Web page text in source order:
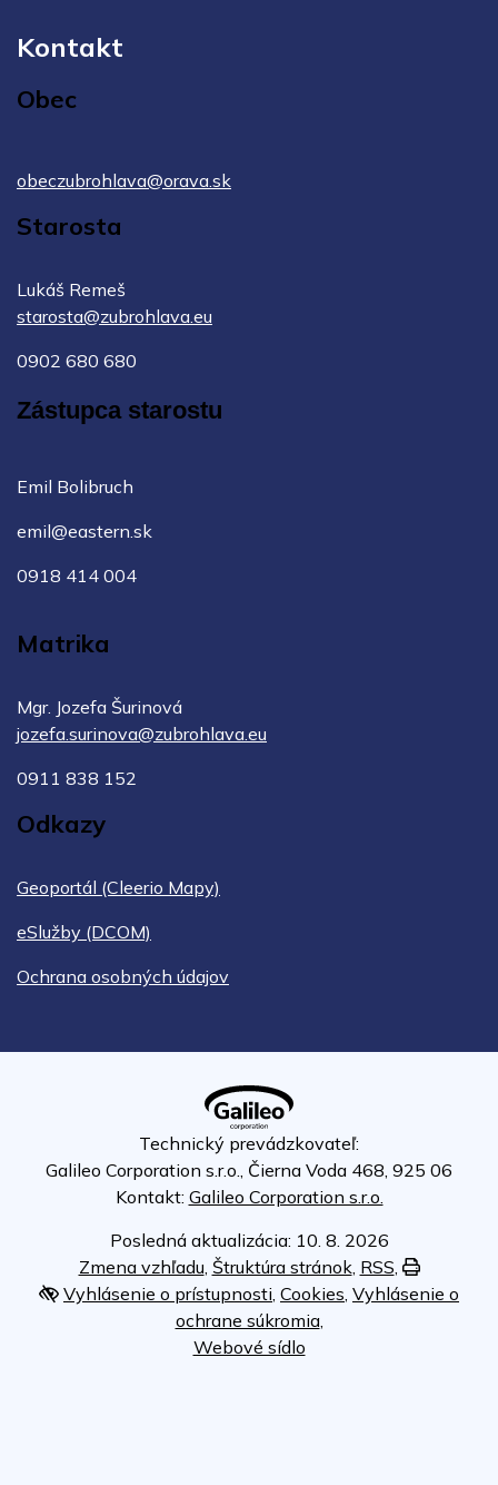
Kontakt
Obec
obeczubrohlava@orava.sk
Starosta
Lukáš Remeš
starosta@zubrohlava.eu
0902 680 680
Zástupca starostu
Emil Bolibruch
emil@eastern.sk
0918 414 004
Matrika
Mgr. Jozefa Šurinová
jozefa.surinova@zubrohlava.eu
0911 838 152
Odkazy
Geoportál (Cleerio Mapy)
eSlužby (DCOM)
Ochrana osobných údajov
Technický prevádzkovateľ:
Galileo Corporation s.r.o., Čierna Voda 468, 925 06
Kontakt: Galileo Corporation s.r.o.
Posledná aktualizácia: 10. 8. 2026
Zmena vzhľadu Štruktúra stránok, RSS Vytlačiť
Vyhlásenie o prístupnosti Cookies Vyhlásenie o
ochrane súkromia,
Webové sídlo